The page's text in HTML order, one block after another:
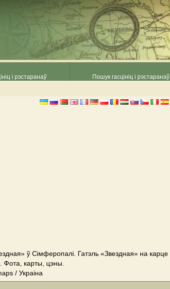
і рэстаранаў Пошук гасцініц і рэстаранаў
ў Сімферопалі. Гатэль «Звездная» на карце
Фота, карты, цэны.
/ Украіна